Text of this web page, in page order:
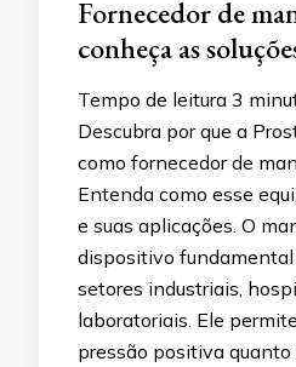
Fornecedor de
conheça as
Tempo de leitura 3
Descubra por que a
como fornecedor de
Entenda como esse
e suas aplicações. O
dispositivo fundamental
setores industriais,
laboratoriais. Ele
pressão positiva quanto